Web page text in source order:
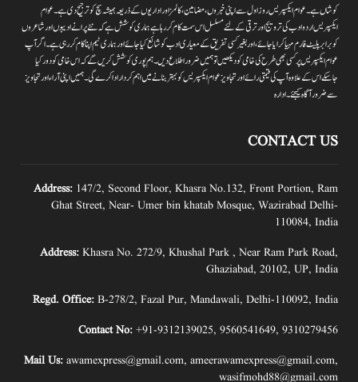
کوشاں ہے۔عوام ایکسپریس روز اول سے اپنی خبروں ،مضامین ،کالمز اور اداریوں کے ذریعہ ہمیشہ سچ کو ترجیح دی ہے۔عوام
ایکسپریس اردو ادب کی ترویج اور ترقی کے لئے مسلسل اس سمت کام کر رہا ہے ہماری کوشش ہے کہ نئے پرانے ادیبوں اور شاعروں
کو برابر پلیٹ فارم مہیا کرایا جائے،اور بغیر کسی تفریق کے معیاری ادب کو شائع کیا جائے اور ہماری ٹیم اپنا کام کر رہی ہے۔اگر آپ
عوام ایکسپریس پر کسی بھی طرح کی خامی کو دیکھیں تو ہمیں ضرور اطلاع دیں۔ہم پوری کوشش کریں گے کہ اس خامی کو دور کیا
جاسکے اس کے علاوہ آپ کی قیمتی رائے اور تجاویز عوام ایکسپریس کو بہتر بنانے میں اہم کردار اداکرے گی۔ہمیں اپنی آراءاور تجاویز
سے ضرور آگاہ کیجئے۔ ادارہ
CONTACT US
Address: 147/2, Second Floor, Khasra No.132, Front Portion, Ram
Ghat Street, Near- Umer bin khatab Mosque, Wazirabad Delhi-
110084, India
Address: Khasra No. 272/9, Khushal Park , Near Ram Park Road,
Ghaziabad, 20102, UP, India
Regd. Office: B-278/2, Fazal Pur, Mandawali, Delhi-110092, India
Contact No: +91-9312139025, 9560541649, 9310279456
Mail Us: awamexpress@gmail.com, ameerawamexpress@gmail.com,
wasifmohd88@gmail.com